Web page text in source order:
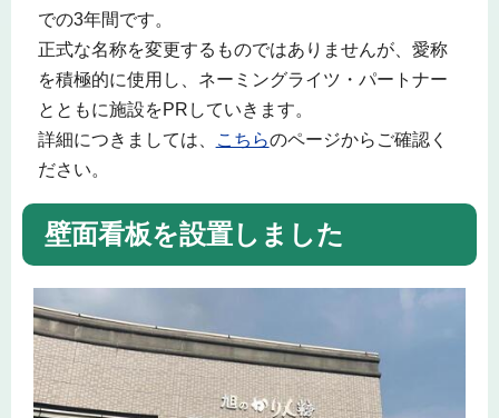
での3年間です。
正式な名称を変更するものではありませんが、愛称
を積極的に使用し、ネーミングライツ・パートナー
とともに施設をPRしていきます。
詳細につきましては、
こちらのページからご確認く
ださい。
壁面看板を設置しました